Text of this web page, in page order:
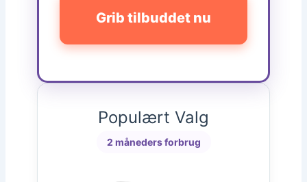
Grib tilbuddet nu
Populært Valg
2 måneders forbrug